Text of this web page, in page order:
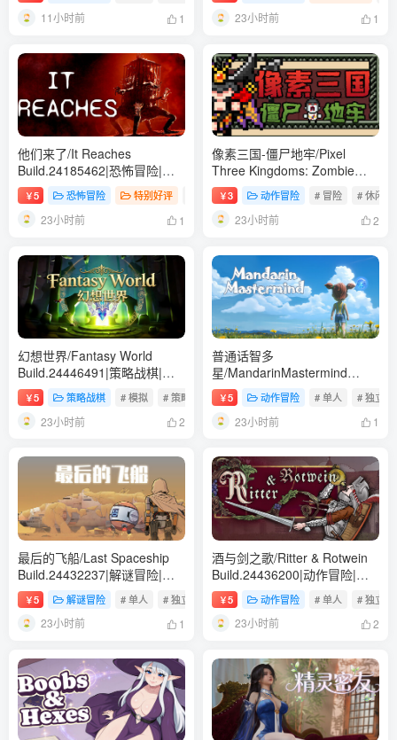
11小时前 1 23小时前 1
他们来了/It Reaches
Build.24185462|恐怖冒险|容
量5GB|免安装绿色中文版
￥5 恐怖冒险 特别好评 # 独立 # 冒险
23小时前 1
像素三国-僵尸地牢/Pixel
Three Kingdoms: Zombie
Dungeon Build.24007867|动
作冒险|容量354B|免安装绿色
中文版
￥3 动作冒险 # 冒险 # 休闲
23小时前 2
幻想世界/Fantasy World
Build.24446491|策略战棋|容
量3.8GB|免安装绿色中文版
￥5 策略战棋 # 模拟 # 策略 # 生存
23小时前 2
普通话智多
星/MandarinMastermind
Build.24053068|动作冒险|容
量5.5GB|免安装绿色中文版
￥5 动作冒险 # 单人 # 独立
23小时前 1
最后的飞船/Last Spaceship
Build.24432237|解谜冒险|容
量1.7GB|免安装绿色中文版
￥5 解谜冒险 # 单人 # 独立 # 冒险
23小时前 1
酒与剑之歌/Ritter & Rotwein
Build.24436200|动作冒险|容
量4.9GB|免安装绿色中文版
￥5 动作冒险 # 单人 # 独立
23小时前 2